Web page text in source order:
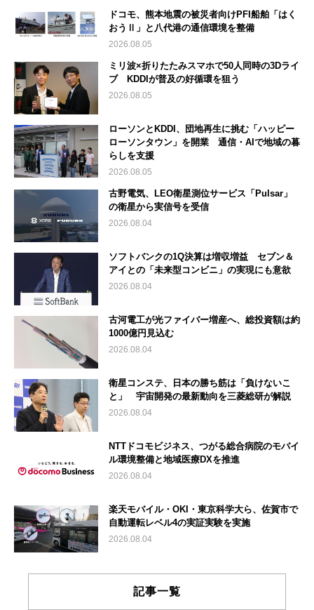
ドコモ、熊本地震の被災者向けPFI船舶「はく
おうⅡ」と八代港の通信環境を整備
2026.08.05
ミリ波×折りたたみスマホで50人同時の3Dライ
ブ KDDIが普及の好循環を狙う
2026.08.05
ローソンとKDDI、団地再生に挑む「ハッピー
ローソンタウン」を開業 通信・AIで地域の暮
らしを支援
2026.08.05
古野電気、LEO衛星測位サービス「Pulsar」
の衛星から実信号を受信
2026.08.04
ソフトバンクの1Q決算は増収増益 セブン＆
アイとの「未来型コンビニ」の実現にも意欲
2026.08.04
古河電工が光ファイバー増産へ、総投資額は約
1000億円見込む
2026.08.04
衛星コンステ、日本の勝ち筋は「負けないこ
と」 宇宙開発の最新動向を三菱総研が解説
2026.08.04
NTTドコモビジネス、つがる総合病院のモバイ
ル環境整備と地域医療DXを推進
2026.08.04
楽天モバイル・OKI・東京科学大ら、佐賀市で
自動運転レベル4の実証実験を実施
2026.08.04
記事一覧